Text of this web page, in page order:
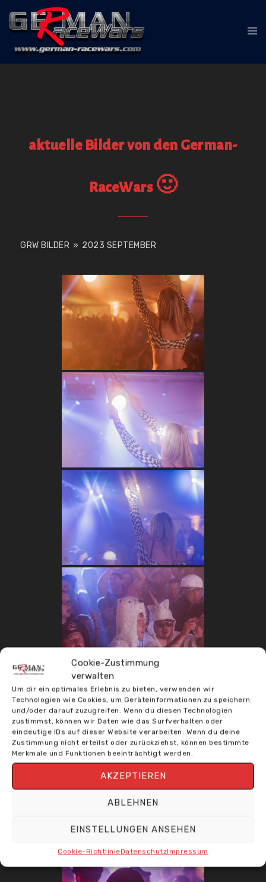
Cookie-Zustimmung
verwalten
Um dir ein optimales Erlebnis zu bieten, verwenden wir
Technologien wie Cookies, um Geräteinformationen zu speichern
und/oder darauf zuzugreifen. Wenn du diesen Technologien
zustimmst, können wir Daten wie das Surfverhalten oder
eindeutige IDs auf dieser Website verarbeiten. Wenn du deine
Zustimmung nicht erteilst oder zurückziehst, können bestimmte
Merkmale und Funktionen beeinträchtigt werden.
AKZEPTIEREN
ABLEHNEN
EINSTELLUNGEN ANSEHEN
Cookie-RichtlinieDatenschutzImpressum
Inhalt
springen
aktuelle Bilder von den German-
RaceWars 🙂
GRW BILDER » 2023 SEPTEMBER